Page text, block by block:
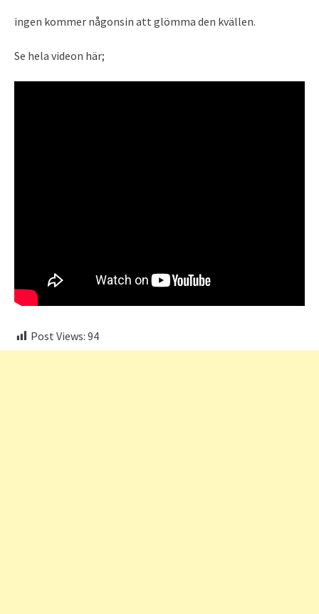
ingen kommer någonsin att glömma den kvällen.
Se hela videon här;
Post Views: 94